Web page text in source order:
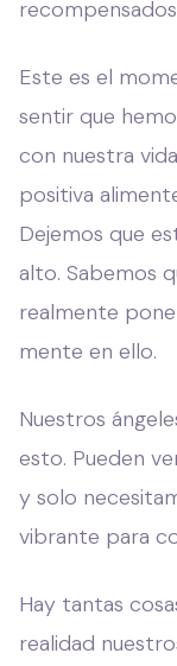
Este es el
sentir que
con nuestra
positiva
Dejemos que
alto. Sabemos
realmente
mente en ello.
Nuestros
esto. Pueden
y solo
vibrante para
Hay tantas
realidad